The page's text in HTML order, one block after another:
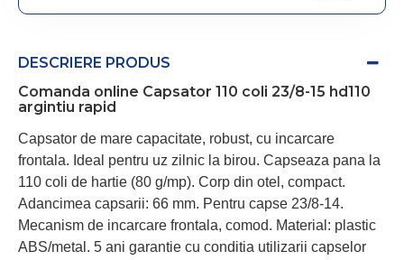
DESCRIERE PRODUS
Comanda online Capsator 110 coli 23/8-15 hd110
argintiu rapid
Capsator de mare capacitate, robust, cu incarcare
frontala. Ideal pentru uz zilnic la birou. Capseaza pana la
110 coli de hartie (80 g/mp). Corp din otel, compact.
Adancimea capsarii: 66 mm. Pentru capse 23/8-14.
Mecanism de incarcare frontala, comod. Material: plastic
ABS/metal. 5 ani garantie cu conditia utilizarii capselor